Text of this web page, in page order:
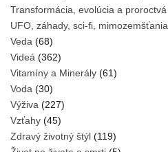
Transformácia, evolúcia a proroctvá
UFO, záhady, sci-fi, mimozemšťania
Veda (68)
Videá (362)
Vitamíny a Minerály (61)
Voda (30)
Výživa (227)
Vzťahy (45)
Zdravý životný štýl (119)